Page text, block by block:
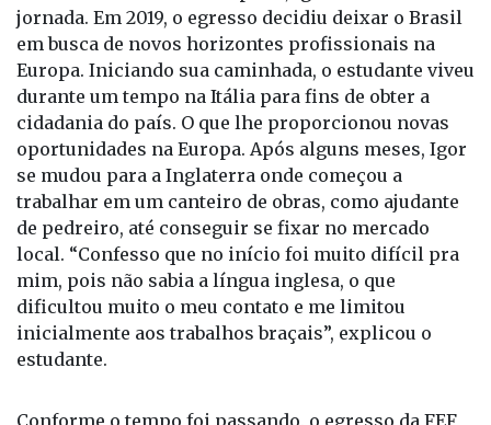
Educacional de Fernandópolis, Igor iniciou sua
jornada. Em 2019, o egresso decidiu deixar o Brasil
em busca de novos horizontes profissionais na
Europa. Iniciando sua caminhada, o estudante viveu
durante um tempo na Itália para fins de obter a
cidadania do país. O que lhe proporcionou novas
oportunidades na Europa. Após alguns meses, Igor
se mudou para a Inglaterra onde começou a
trabalhar em um canteiro de obras, como ajudante
de pedreiro, até conseguir se fixar no mercado
local. “Confesso que no início foi muito difícil pra
mim, pois não sabia a língua inglesa, o que
dificultou muito o meu contato e me limitou
inicialmente aos trabalhos braçais”, explicou o